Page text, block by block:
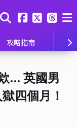
攻略指南
... 英國男
四個月！